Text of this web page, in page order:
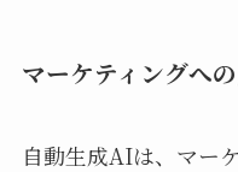
マーケティングへ
自動生成AIは、マー